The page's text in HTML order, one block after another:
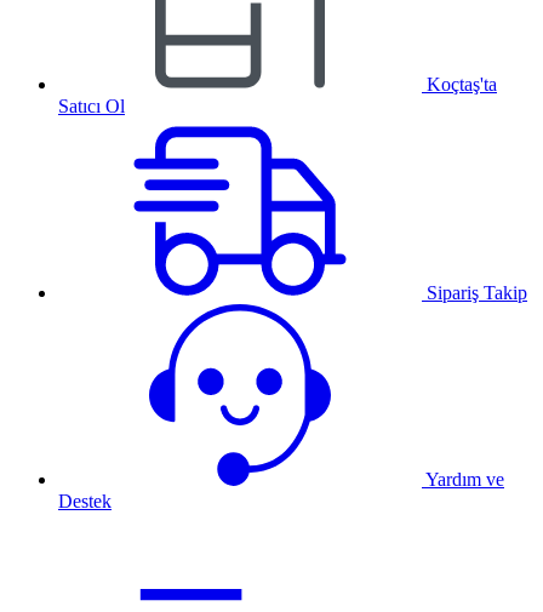
Koçtaş'ta
Satıcı Ol
Sipariş Takip
Yardım ve
Destek